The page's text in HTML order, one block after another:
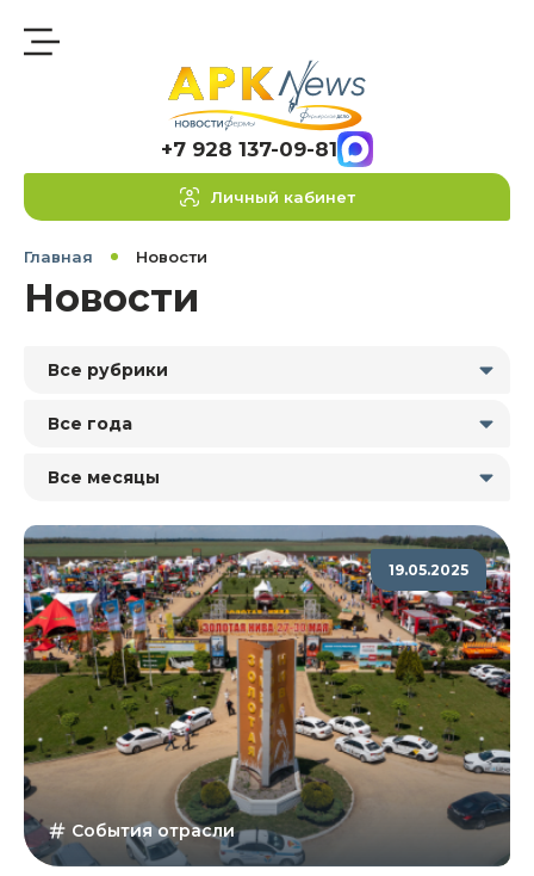
+7 928 137-09-81
Личный кабинет
Главная Новости
Новости
Все рубрики
Все года
Все месяцы
19.05.2025
События отрасли